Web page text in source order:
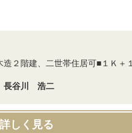
２階建、二世帯住居可■１Ｋ＋
長谷川 浩二
しく見る